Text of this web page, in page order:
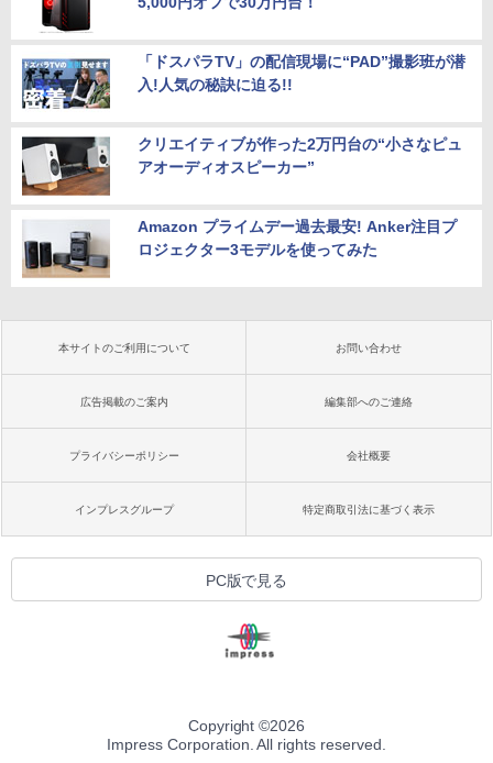
「ドスパラTV」の配信現場に“PAD”撮影班が潜
入!人気の秘訣に迫る!!
クリエイティブが作った2万円台の“小さなピュ
アオーディオスピーカー”
Amazon プライムデー過去最安! Anker注目プ
ロジェクター3モデルを使ってみた
本サイトのご利用について お問い合わせ
広告掲載のご案内 編集部へのご連絡
プライバシーポリシー 会社概要
インプレスグループ 特定商取引法に基づく表示
PC版で見る
Copyright ©2026
Impress Corporation. All rights reserved.